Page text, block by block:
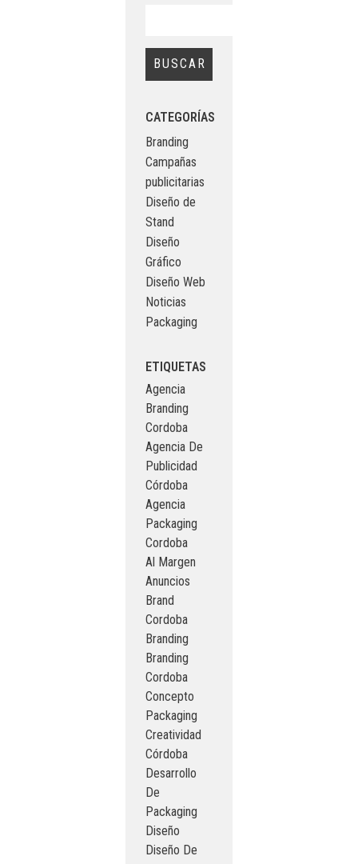
CATEGORÍAS
Branding
Campañas
publicitarias
Diseño de
Stand
Diseño
Gráfico
Diseño Web
Noticias
Packaging
ETIQUETAS
Agencia
Branding
Cordoba
Agencia De
Publicidad
Córdoba
Agencia
Packaging
Cordoba
Al Margen
Anuncios
Brand
Cordoba
Branding
Branding
Cordoba
Concepto
Packaging
Creatividad
Córdoba
Desarrollo
De
Packaging
Diseño
Diseño De